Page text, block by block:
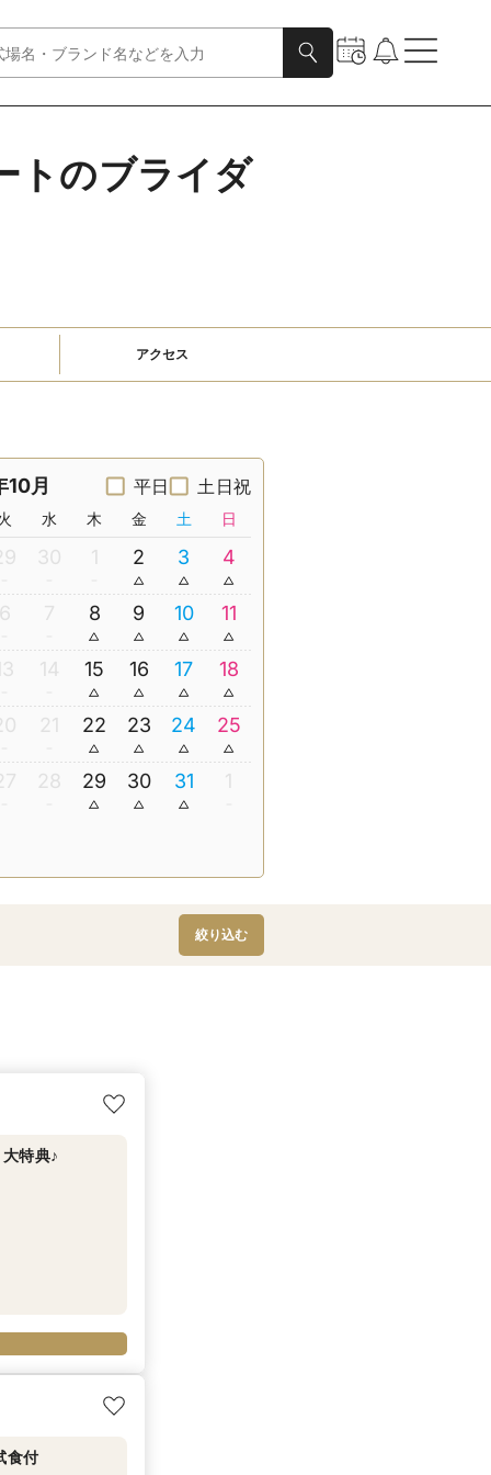
トのブライダ
アクセス
月 平日 土日祝
水 木 金 土 日
30 1 2 3 4
7 8 9 10 11
14 15 16 17 18
21 22 23 24 25
28 29 30 31 1
絞り込む
特典♪
食付